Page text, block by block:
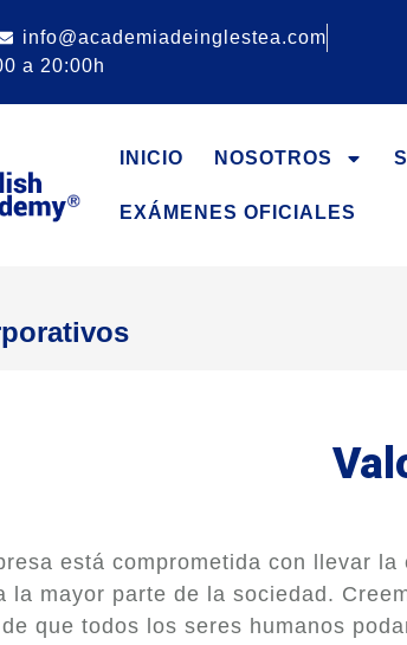
info@academiadeinglestea.com
a 20:00h
INICIO NOSOTROS
EXÁMENES OFICIALES
está comprometida con llevar la
la mayor parte de la sociedad.
que todos los seres humanos